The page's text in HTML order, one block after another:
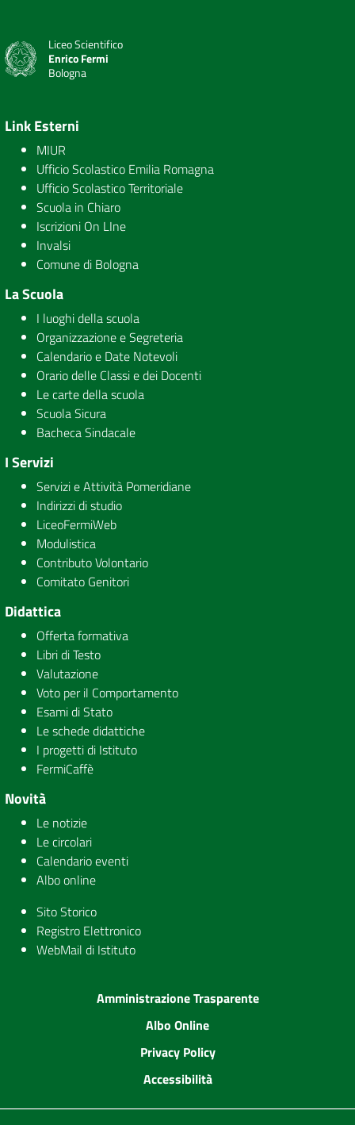
Liceo Scientifico
Enrico Fermi
Bologna
Link Esterni
MIUR
Ufficio Scolastico Emilia Romagna
Ufficio Scolastico Territoriale
Scuola in Chiaro
Iscrizioni On LIne
Invalsi
Comune di Bologna
La Scuola
I luoghi della scuola
Organizzazione e Segreteria
Calendario e Date Notevoli
Orario delle Classi e dei Docenti
Le carte della scuola
Scuola Sicura
Bacheca Sindacale
I Servizi
Servizi e Attività Pomeridiane
Indirizzi di studio
LiceoFermiWeb
Modulistica
Contributo Volontario
Comitato Genitori
Didattica
Offerta formativa
Libri di Testo
Valutazione
Voto per il Comportamento
Esami di Stato
Le schede didattiche
I progetti di Istituto
FermiCaffè
Novità
Le notizie
Le circolari
Calendario eventi
Albo online
Sito Storico
Registro Elettronico
WebMail di Istituto
Amministrazione Trasparente
Albo Online
Privacy Policy
Accessibilità